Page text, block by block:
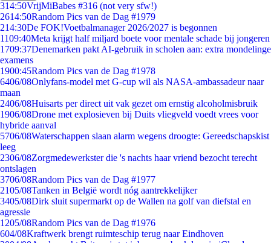
314:50VrijMiBabes #316 (not very sfw!)
2614:50Random Pics van de Dag #1979
214:30De FOK!Voetbalmanager 2026/2027 is begonnen
1109:40Meta krijgt half miljard boete voor mentale schade bij jongeren
1709:37Denemarken pakt AI-gebruik in scholen aan: extra mondelinge
examens
1900:45Random Pics van de Dag #1978
6406/08Onlyfans-model met G-cup wil als NASA-ambassadeur naar
maan
2406/08Huisarts per direct uit vak gezet om ernstig alcoholmisbruik
1906/08Drone met explosieven bij Duits vliegveld voedt vrees voor
hybride aanval
5706/08Waterschappen slaan alarm wegens droogte: Gereedschapskist
leeg
2306/08Zorgmedewerkster die 's nachts haar vriend bezocht terecht
ontslagen
3706/08Random Pics van de Dag #1977
2105/08Tanken in België wordt nóg aantrekkelijker
3405/08Dirk sluit supermarkt op de Wallen na golf van diefstal en
agressie
1205/08Random Pics van de Dag #1976
604/08Kraftwerk brengt ruimteschip terug naar Eindhoven